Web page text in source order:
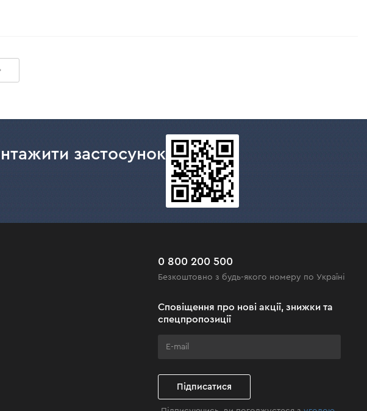
застосунок
0 800 200 500
Безкоштовно з будь-якого номеру по Україні
Сповіщення про нові акції, знижки та
спецпропозиції
Підписатися